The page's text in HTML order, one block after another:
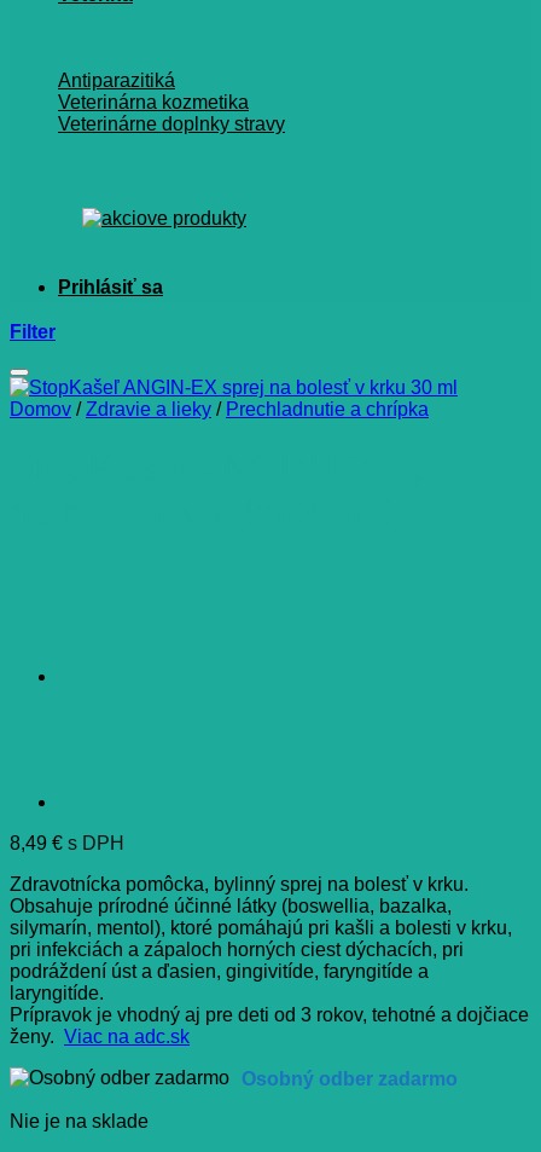
Antiparazitiká
Veterinárna kozmetika
Veterinárne doplnky stravy
Filter
Domov / Zdravie a lieky / Prechladnutie a chrípka
8,49 € s DPH
Zdravotnícka pomôcka, bylinný sprej na bolesť v krku.
Obsahuje prírodné účinné látky (boswellia, bazalka,
silymarín, mentol), ktoré pomáhajú pri kašli a bolesti v krku,
pri infekciách a zápaloch horných ciest dýchacích, pri
podráždení úst a ďasien, gingivitíde, faryngitíde a
laryngitíde.
Prípravok je vhodný aj pre deti od 3 rokov, tehotné a dojčiace
ženy. Viac na adc.sk
Osobný odber zadarmo
Nie je na sklade